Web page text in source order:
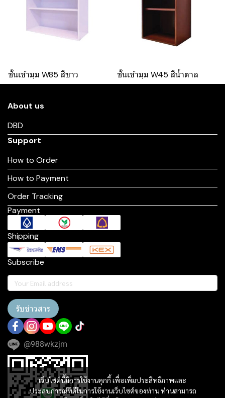
ชั้นเข้ามุม W85 สีขาว ชั้นเข้ามุม W45 สีน้ำตาล
เว็บไซต์นี้มีการใช้งานคุกกี้ เพื่อเพิ่มประสิทธิภาพและ
ประสบการณ์ที่ดีในการใช้งานเว็บไซต์ของท่าน ท่านสามารถ
About us
DBD
Support
How to Order
How to Payment
Order Tracking
Payment
Shipping
Subscribe
รับข่าวสาร
@988wkzjm